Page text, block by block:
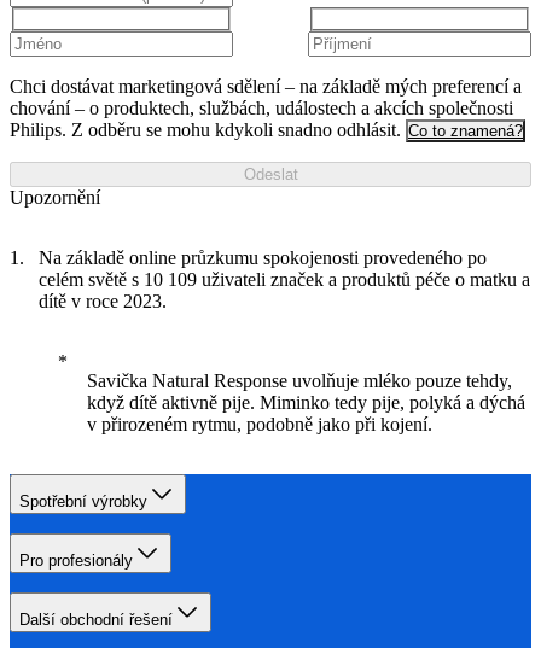
Chci dostávat marketingová sdělení – na základě mých preferencí a
chování – o produktech, službách, událostech a akcích společnosti
Philips. Z odběru se mohu kdykoli snadno odhlásit. Co to znamená?
Odeslat
Upozornění
Na základě online průzkumu spokojenosti provedeného po
celém světě s 10 109 uživateli značek a produktů péče o matku a
dítě v roce 2023.
Savička Natural Response uvolňuje mléko pouze tehdy,
když dítě aktivně pije. Miminko tedy pije, polyká a dýchá
v přirozeném rytmu, podobně jako při kojení.
Spotřební výrobky
Pro profesionály
Další obchodní řešení